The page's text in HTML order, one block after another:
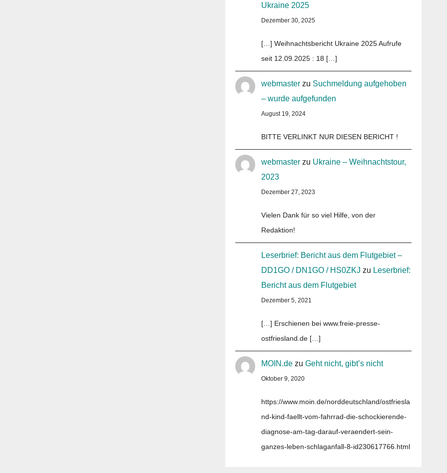
Ukraine 2025
Dezember 30, 2025
[…] Weihnachtsbericht Ukraine 2025 Aufrufe
seit 12.09.2025 : 18 […]
webmaster zu Suchmeldung aufgehoben
– wurde aufgefunden
August 19, 2024
BITTE VERLINKT NUR DIESEN BERICHT !
webmaster zu Ukraine – Weihnachtstour,
2023
Dezember 27, 2023
Vielen Dank für so viel Hilfe, von der
Redaktion!
Leserbrief: Bericht aus dem Flutgebiet –
DD1GO / DN1GO / HS0ZKJ zu Leserbrief:
Bericht aus dem Flutgebiet
Dezember 5, 2021
[…] Erschienen bei www.freie-presse-
ostfriesland.de […]
MOIN.de zuGeht nicht, gibt’s nicht
Oktober 9, 2020
https://www.moin.de/norddeutschland/ostfriesla
nd-kind-faellt-vom-fahrrad-die-schockierende-
diagnose-am-tag-darauf-veraendert-sein-
ganzes-leben-schlaganfall-8-id230617766.html